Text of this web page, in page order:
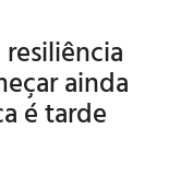
ainda
é tarde